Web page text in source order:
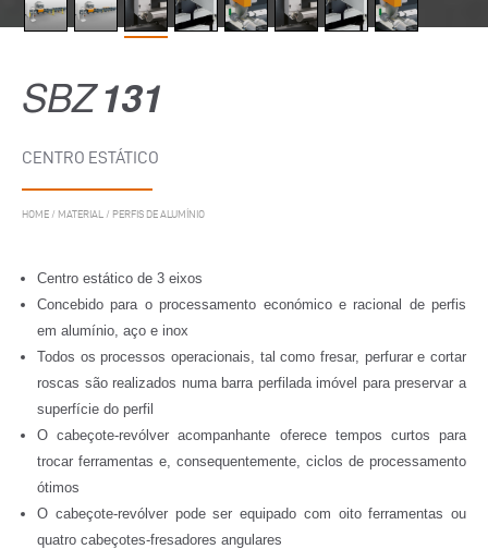
SBZ131
CENTRO ESTÁTICO
HOME / MATERIAL / PERFIS DE ALUMÍNIO
Centro estático de 3 eixos
Concebido para o processamento económico e racional de perfis
em alumínio, aço e inox
Todos os processos operacionais, tal como fresar, perfurar e cortar
roscas são realizados numa barra perfilada imóvel para preservar a
superfície do perfil
O cabeçote-revólver acompanhante oferece tempos curtos para
trocar ferramentas e, consequentemente, ciclos de processamento
ótimos
O cabeçote-revólver pode ser equipado com oito ferramentas ou
quatro cabeçotes-fresadores angulares